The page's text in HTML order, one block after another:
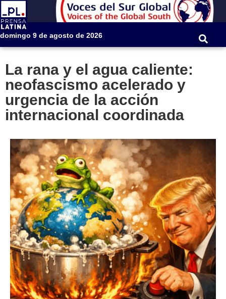
domingo 9 de agosto de 2026
La rana y el agua caliente:
neofascismo acelerado y
urgencia de la acción
internacional coordinada